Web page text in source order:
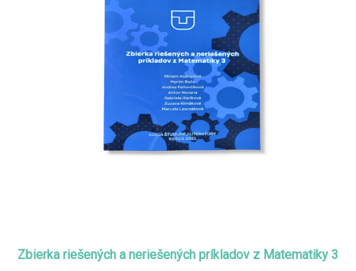
Zbierka riešených a neriešených príkladov z Matematiky 3